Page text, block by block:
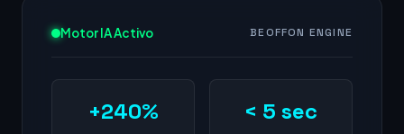
Motor IA Activo BEOFFON ENGINE
+240% < 5 sec